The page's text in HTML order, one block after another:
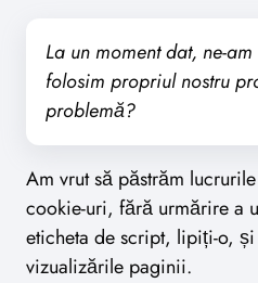
La un moment dat, ne-
folosim propriul nostru
problemă?
Am vrut să păstrăm
cookie-uri, fără urmărire a
eticheta de script, lipiți-o,
vizualizările paginii.